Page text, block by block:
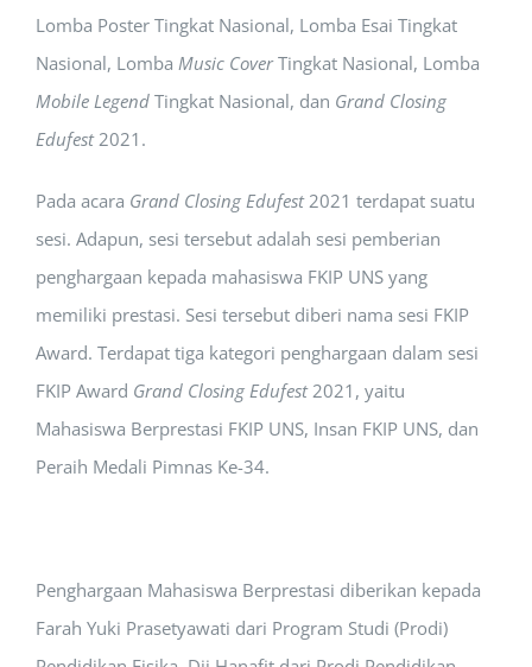
Lomba Poster Tingkat Nasional, Lomba Esai Tingkat
Nasional, Lomba Music CoverTingkat Nasional, Lomba
Mobile LegendTingkat Nasional, dan Grand Closing
Edufest2021.
Pada acara Grand Closing Edufest2021 terdapat suatu
sesi. Adapun, sesi tersebut adalah sesi pemberian
penghargaan kepada mahasiswa FKIP UNS yang
memiliki prestasi. Sesi tersebut diberi nama sesi FKIP
Award. Terdapat tiga kategori penghargaan dalam sesi
FKIP Award Grand Closing Edufest2021, yaitu
Mahasiswa Berprestasi FKIP UNS, Insan FKIP UNS, dan
Peraih Medali Pimnas Ke-34.
Penghargaan Mahasiswa Berprestasi diberikan kepada
Farah Yuki Prasetyawati dari Program Studi (Prodi)